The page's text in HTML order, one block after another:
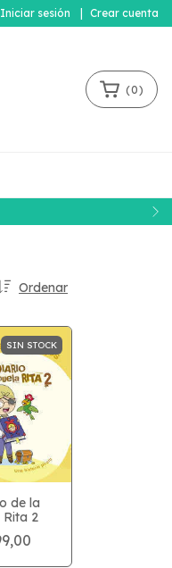
Iniciar sesión Crear cuenta
(0)
Ordenar
SIN STOCK
de la
2